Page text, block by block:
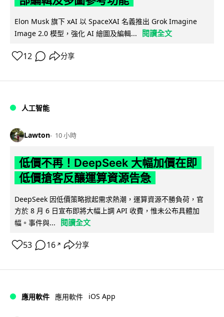
Elon Musk 旗下 xAI 以 SpaceXAI 名義推出 Grok Imagine
Image 2.0 模型，強化 AI 繪圖及編輯...
閱讀全文
12 分享
人工智能
Lawton 10 小時
低價不再！DeepSeek 大幅加價在即
低價搶客反釀運算資源告急
DeepSeek 因低價策略掀起需求熱潮，運算資源不勝負荷，官
方於 8 月 6 日宣布即將大幅上調 API 收費，惟未公布具體加
幅。事件與...
閱讀全文
53 16 ↗ 分享
應用軟件 應用軟件 iOS App